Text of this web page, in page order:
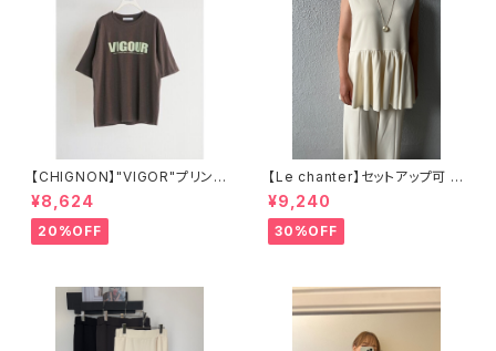
【CHIGNON】"VIGOR"プリント
Tee 8461-102
¥8,624
20%OFF
【Le chanter】セットアップ可 カ
ットジョーゼットペプラムトップス
¥9,240
30%OFF